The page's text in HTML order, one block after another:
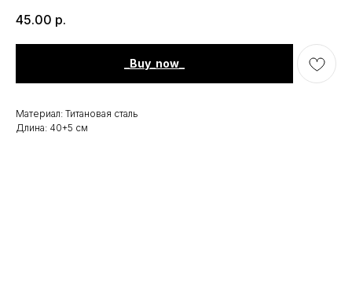
45.00 р.
_Buy_now_
Материал: Титановая сталь
Длина: 40+5 см